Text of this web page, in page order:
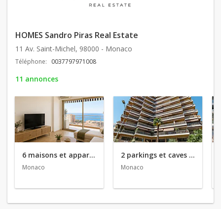
HOMES Sandro Piras Real Estate
11 Av. Saint-Michel, 98000 - Monaco
Téléphone: 0037797971008
11 annonces
6 maisons et appartements en vente
Monaco
2 parkings et caves en vente
Monaco